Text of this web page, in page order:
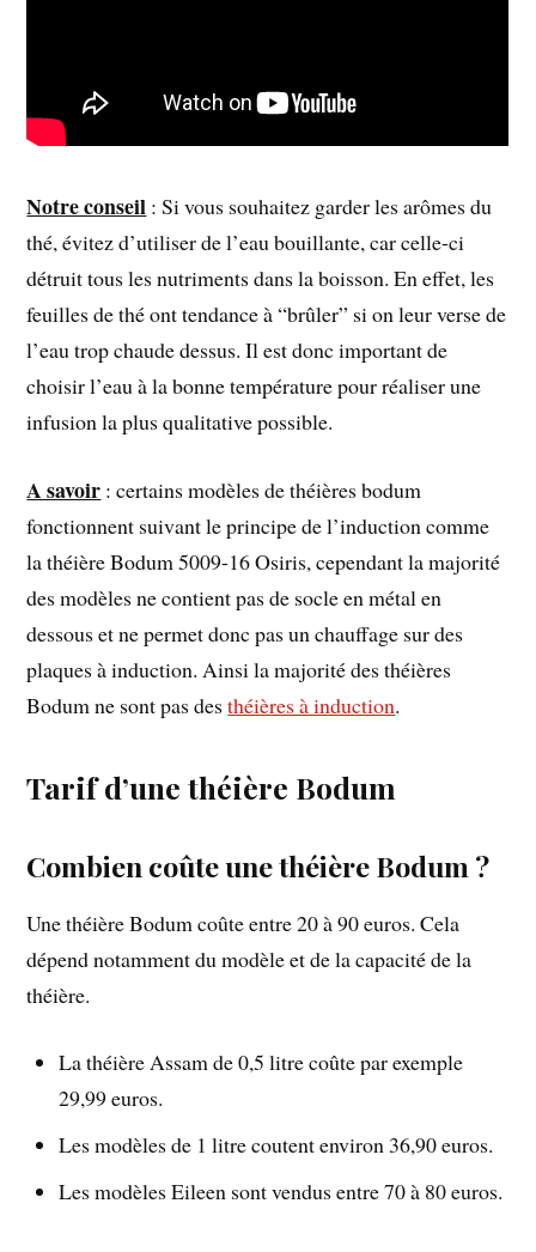
Notre conseil : Si vous souhaitez garder les arômes du
thé, évitez d’utiliser de l’eau bouillante, car celle-ci
détruit tous les nutriments dans la boisson. En effet, les
feuilles de thé ont tendance à “brûler” si on leur verse de
l’eau trop chaude dessus. Il est donc important de
choisir l’eau à la bonne température pour réaliser une
infusion la plus qualitative possible.
A savoir : certains modèles de théières bodum
fonctionnent suivant le principe de l’induction comme
la théière Bodum 5009-16 Osiris, cependant la majorité
des modèles ne contient pas de socle en métal en
dessous et ne permet donc pas un chauffage sur des
plaques à induction. Ainsi la majorité des théières
Bodum ne sont pas desthéières à induction.
Tarif d’une théière Bodum
Combien coûte une théière Bodum ?
Une théière Bodum coûte entre 20 à 90 euros. Cela
dépend notamment du modèle et de la capacité de la
théière.
La théière Assam de 0,5 litre coûte par exemple
29,99 euros.
Les modèles de 1 litre coutent environ 36,90 euros.
Les modèles Eileen sont vendus entre 70 à 80 euros.